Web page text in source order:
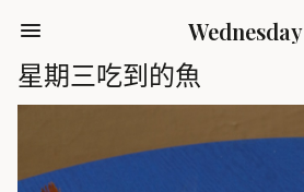
Wednesday
星期三吃到的魚